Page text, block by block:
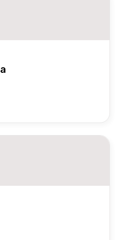
Inter agence